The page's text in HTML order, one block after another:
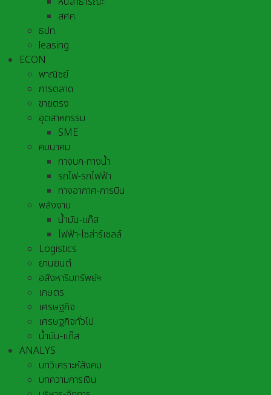
สศค.
ธปท.
leasing
ECON
พาณิชย์
การตลาด
ขายตรง
อุตสาหกรรม
SME
คมนาคม
ทางบก-ทางน้ำ
รถไฟ-รถไฟฟ้า
ทางอากาศ-การบิน
พลังงาน
น้ำมัน-แก๊ส
ไฟฟ้า-โซล่าร์เซลล์
Logistics
ยานยนต์
อสังหาริมทรัพย์ฯ
เกษตร
เศรษฐกิจ
เศรษฐกิจทั่วไป
น้ำมัน-แก๊ส
ANALYS
บทวิเคราะห์สังคม
บทความการเงิน